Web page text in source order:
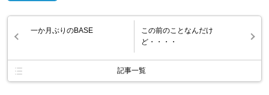
一か月ぶりのBASE
この前のことなんだけ
ど・・・・
記事一覧